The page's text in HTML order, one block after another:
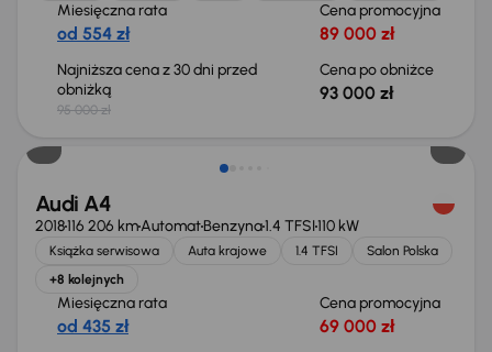
Miesięczna rata
od 554 zł
Cena promocyjna
89 000 zł
Najniższa cena z 30 dni przed
obniżką
95 000 zł
Cena po obniżce
93 000 zł
Taniej o 2 000 zł
Audi A4
2018116 206 kmAutomatBenzyna1.4 TFSI110 kW
Książka serwisowa Auta krajowe 1.4 TFSI
Salon Polska
+8 kolejnych
Miesięczna rata
od 435 zł
Cena promocyjna
69 000 zł